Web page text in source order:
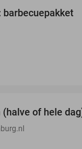
barbecuepakket
of hele